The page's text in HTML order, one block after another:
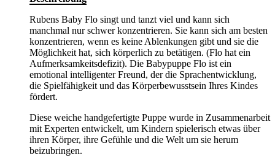
Rubens Baby Flo singt und tanzt viel und kann sich
manchmal nur schwer konzentrieren. Sie kann sich am besten
konzentrieren, wenn es keine Ablenkungen gibt und sie die
Möglichkeit hat, sich körperlich zu betätigen. (Flo hat ein
Aufmerksamkeitsdefizit). Die Babypuppe Flo ist ein
emotional intelligenter Freund, der die Sprachentwicklung,
die Spielfähigkeit und das Körperbewusstsein Ihres Kindes
fördert.
Diese weiche handgefertigte Puppe wurde in Zusammenarbeit
mit Experten entwickelt, um Kindern spielerisch etwas über
ihren Körper, ihre Gefühle und die Welt um sie herum
beizubringen.